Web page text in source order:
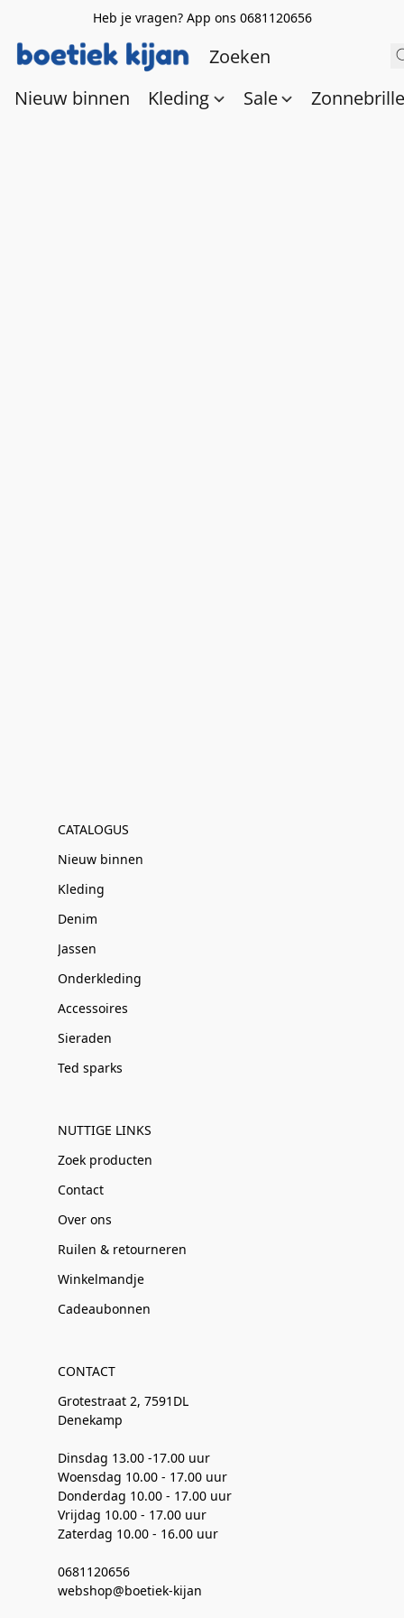
Heb je vragen? App ons 0681120656
Nieuw binnen Kleding Sale
CATALOGUS
Nieuw binnen
Kleding
Denim
Jassen
Onderkleding
Accessoires
Sieraden
Ted sparks
NUTTIGE LINKS
Zoek producten
Contact
Over ons
Ruilen & retourneren
Winkelmandje
Cadeaubonnen
CONTACT
Grotestraat 2, 7591DL
Denekamp
Dinsdag 13.00 -17.00 uur
Woensdag 10.00 - 17.00 uur
Donderdag 10.00 - 17.00 uur
Vrijdag 10.00 - 17.00 uur
Zaterdag 10.00 - 16.00 uur
0681120656
webshop@boetiek-kijan